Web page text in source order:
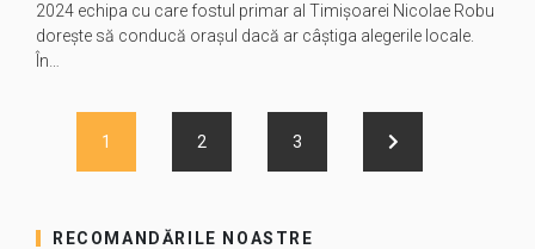
2024 echipa cu care fostul primar al Timișoarei Nicolae Robu
dorește să conducă orașul dacă ar câștiga alegerile locale.
În…
1 2 3
RECOMANDĂRILE NOASTRE